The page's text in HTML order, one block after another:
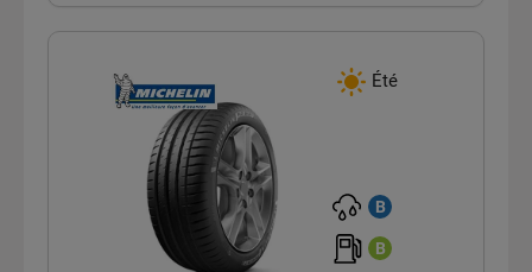
Été
B
B